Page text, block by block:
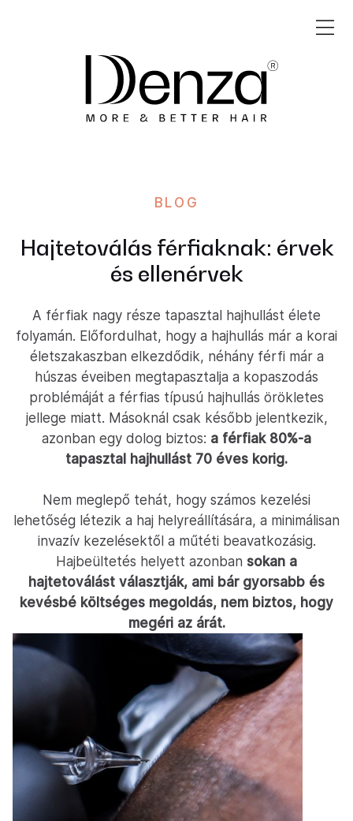
BLOG
Hajtetoválás férfiaknak: érvek
és ellenérvek
A férfiak nagy része tapasztal hajhullást élete
folyamán. Előfordulhat, hogy a hajhullás már a korai
életszakaszban elkezdődik, néhány férfi már a
húszas éveiben megtapasztalja a kopaszodás
problémáját a férfias típusú hajhullás örökletes
jellege miatt. Másoknál csak később jelentkezik,
azonban egy dolog biztos: a férfiak 80%-a
tapasztal hajhullást 70 éves korig.
Nem meglepő tehát, hogy számos kezelési
lehetőség létezik a haj helyreállítására, a minimálisan
invazív kezelésektől a műtéti beavatkozásig.
Hajbeültetés helyett azonban sokan a
hajtetoválást választják, ami bár gyorsabb és
kevésbé költséges megoldás, nem biztos, hogy
megéri az árát.